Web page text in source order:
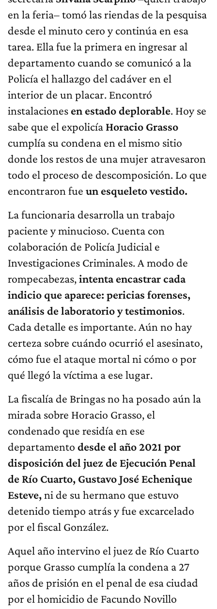
en la feria– tomó las riendas de la pesquisa
desde el minuto cero y continúa en esa
tarea. Ella fue la primera en ingresar al
departamento cuando se comunicó a la
Policía el hallazgo del cadáver en el
interior de un placar. Encontró
instalaciones en estado deplorable. Hoy se
sabe que el expolicía Horacio Grasso
cumplía su condena en el mismo sitio
donde los restos de una mujer atravesaron
todo el proceso de descomposición. Lo que
encontraron fue un esqueleto vestido.
La funcionaria desarrolla un trabajo
paciente y minucioso. Cuenta con
colaboración de Policía Judicial e
Investigaciones Criminales. A modo de
rompecabezas,intenta encastrar cada
indicio que aparece: pericias forenses,
análisis de laboratorio y testimonios.
Cada detalle es importante. Aún no hay
certeza sobre cuándo ocurrió el asesinato,
cómo fue el ataque mortal ni cómo o por
qué llegó la víctima a ese lugar.
La fiscalía de Bringas no ha posado aún la
mirada sobre Horacio Grasso, el
condenado que residía en ese
departamento desde el año 2021 por
disposición del juez de Ejecución Penal
de Río Cuarto, Gustavo José Echenique
Esteve,ni de su hermano que estuvo
detenido tiempo atrás y fue excarcelado
por el fiscal González.
Aquel año intervino el juez de Río Cuarto
porque Grasso cumplía la condena a 27
años de prisión en el penal de esa ciudad
por el homicidio de Facundo Novillo